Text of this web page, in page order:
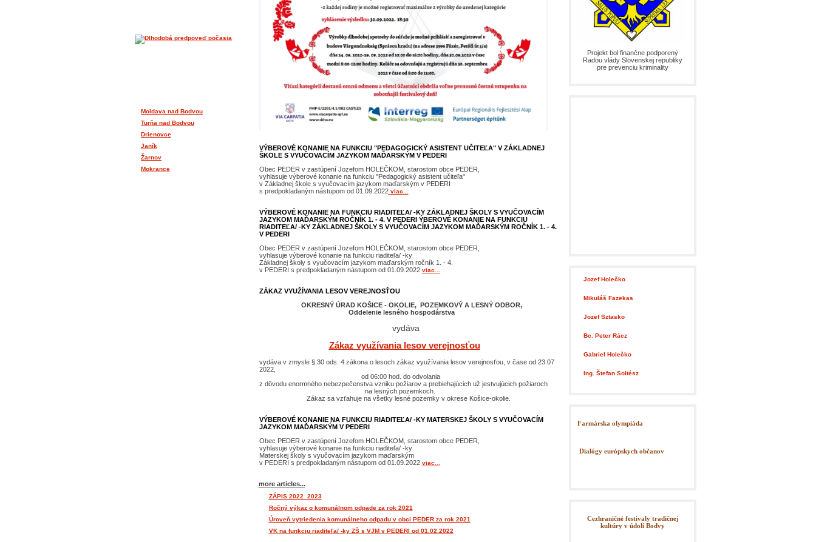
VÝBEROVÉ KONANIE NA FUNKCIU "PEDAGOGICKÝ ASISTENT UČITEĽA" V ZÁKLADNEJ
ŠKOLE S VYUČOVACÍM JAZYKOM MAĎARSKÝM V PEDERI
Obec PEDER v zastúpení Jozefom HOLEČKOM, starostom obce PEDER,
vyhlasuje výberové konanie na funkciu "Pedagogický asistent učiteľa"
v Základnej škole s vyučovacím jazykom maďarským v PEDERI
s predpokladaným nástupom od 01.09.2022 viac...
VÝBEROVÉ KONANIE NA FUNKCIU RIADITEĽA/ -KY ZÁKLADNEJ ŠKOLY S VYUČOVACÍM
JAZYKOM MAĎARSKÝM ROČNÍK 1. - 4. V PEDERI ÝBEROVÉ KONANIE NA FUNKCIU
RIADITEĽA/ -KY ZÁKLADNEJ ŠKOLY S VYUČOVACÍM JAZYKOM MAĎARSKÝM ROČNÍK 1. - 4.
V PEDERI
Obec PEDER v zastúpení Jozefom HOLEČKOM, starostom obce PEDER,
vyhlasuje výberové konanie na funkciu riaditeľa/ -ky
Základnej školy s vyučovacím jazykom maďarským ročník 1. - 4.
v PEDERI s predpokladaným nástupom od 01.09.2022 viac...
ZÁKAZ VYUŽÍVANIA LESOV VEREJNOSŤOU
OKRESNÝ ÚRAD KOŠICE - OKOLIE, POZEMKOVÝ A LESNÝ ODBOR,
Oddelenie lesného hospodárstva
vydáva
Zákaz využívania lesov verejnosťou
vydáva v zmysle § 30 ods. 4 zákona o lesoch zákaz využívania lesov verejnosťou, v čase od 23.07
2022,
od 06:00 hod. do odvolania
z dôvodu enormného nebezpečenstva vzniku požiarov a prebiehajúcich už jestvujúcich požiaroch
na lesných pozemkoch.
Zákaz sa vzťahuje na všetky lesné pozemky v okrese Košice-okolie.
VÝBEROVÉ KONANIE NA FUNKCIU RIADITEĽA/ -KY MATERSKEJ ŠKOLY S VYUČOVACÍM
JAZYKOM MAĎARSKÝM V PEDERI
Obec PEDER v zastúpení Jozefom HOLEČKOM, starostom obce PEDER,
vyhlasuje výberové konanie na funkciu riaditeľa/ -ky
Materskej školy s vyučovacím jazykom maďarským
v PEDERI s predpokladaným nástupom od 01.09.2022 viac...
more articles...
ZÁPIS 2022_2023
Ročný výkaz o komunálnom odpade za rok 2021
Úroveň vytriedenia komunálneho odpadu v obci PEDER za rok 2021
VK na funkciu riaditeľa/ -ky ZŠ s VJM v PEDERI od 01.02.2022
Projekt bol finančne podporený
Radou vlády Slovenskej republiky
pre prevenciu kriminality
Jozef Holečko
Mikuláš Fazekas
Jozef Sztasko
Bc. Peter RáczPoslanec
Gabriel HolečkoPoslanec
Ing. Štefan Soltész
Farmárska olympiáda
Dialógy európskych občanov
Cezhraničné festivaly tradičnej
kultúry v údolí Bodvy
Moldava nad Bodvou
Turňa nad Bodvou
Drienovce
Janík
Žarnov
Mokrance